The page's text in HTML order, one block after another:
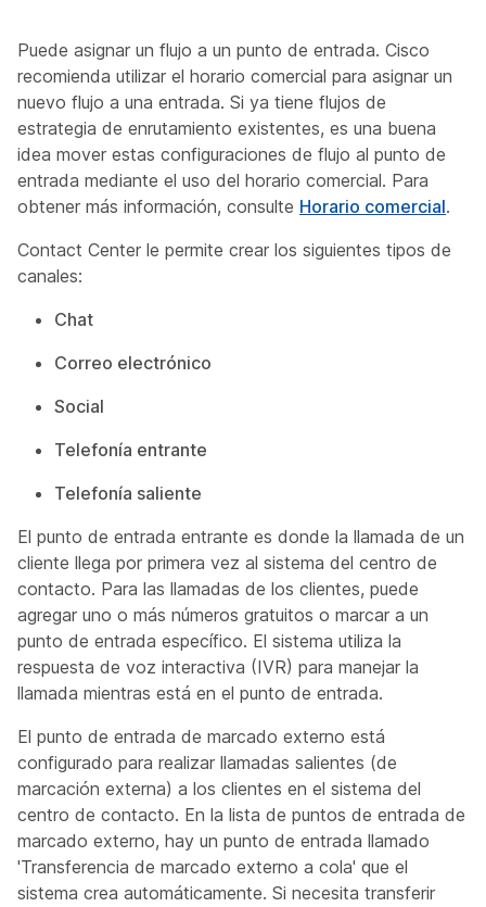
Puede asignar un flujo a un punto de entrada. Cisco
recomienda utilizar el horario comercial para asignar un
nuevo flujo a una entrada. Si ya tiene flujos de
estrategia de enrutamiento existentes, es una buena
idea mover estas configuraciones de flujo al punto de
entrada mediante el uso del horario comercial. Para
obtener más información, consulte Horario comercial.
Contact Center le permite crear los siguientes tipos de
canales:
Chat
Correo electrónico
Social
Telefonía entrante
Telefonía saliente
El punto de entrada entrante es donde la llamada de un
cliente llega por primera vez al sistema del centro de
contacto. Para las llamadas de los clientes, puede
agregar uno o más números gratuitos o marcar a un
punto de entrada específico. El sistema utiliza la
respuesta de voz interactiva (IVR) para manejar la
llamada mientras está en el punto de entrada.
El punto de entrada de marcado externo está
configurado para realizar llamadas salientes (de
marcación externa) a los clientes en el sistema del
centro de contacto. En la lista de puntos de entrada de
marcado externo, hay un punto de entrada llamado
'Transferencia de marcado externo a cola' que el
sistema crea automáticamente. Si necesita transferir